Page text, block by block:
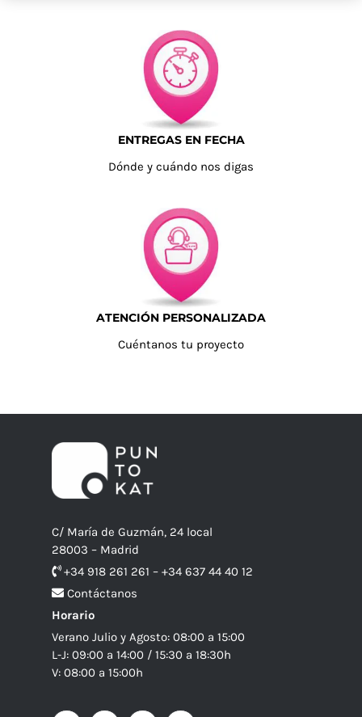
ENTREGAS EN FECHA
Dónde y cuándo nos digas
ATENCIÓN PERSONALIZADA
Cuéntanos tu proyecto
C/ María de Guzmán, 24 local
28003 – Madrid
+34 918 261 261 – +34 637 44 40 12
Contáctanos
Horario
Verano Julio y Agosto: 08:00 a 15:00
L-J: 09:00 a 14:00 / 15:30 a 18:30h
V: 08:00 a 15:00h